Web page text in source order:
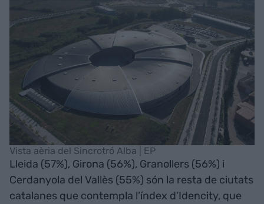
Vista aèria del Sincrotró Alba | EP
Lleida (57%), Girona (56%), Granollers (56%) i
Cerdanyola del Vallès (55%) són la resta de ciutats
catalanes que contempla l’índex d’Idencity, que